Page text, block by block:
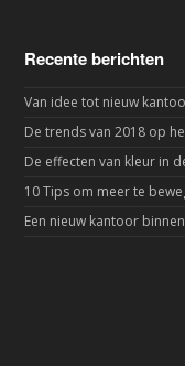
Recente berichten
Van idee tot nieuw
De trends van 2018 op
De effecten van kleur in
10 Tips om meer te
Een nieuw kantoor